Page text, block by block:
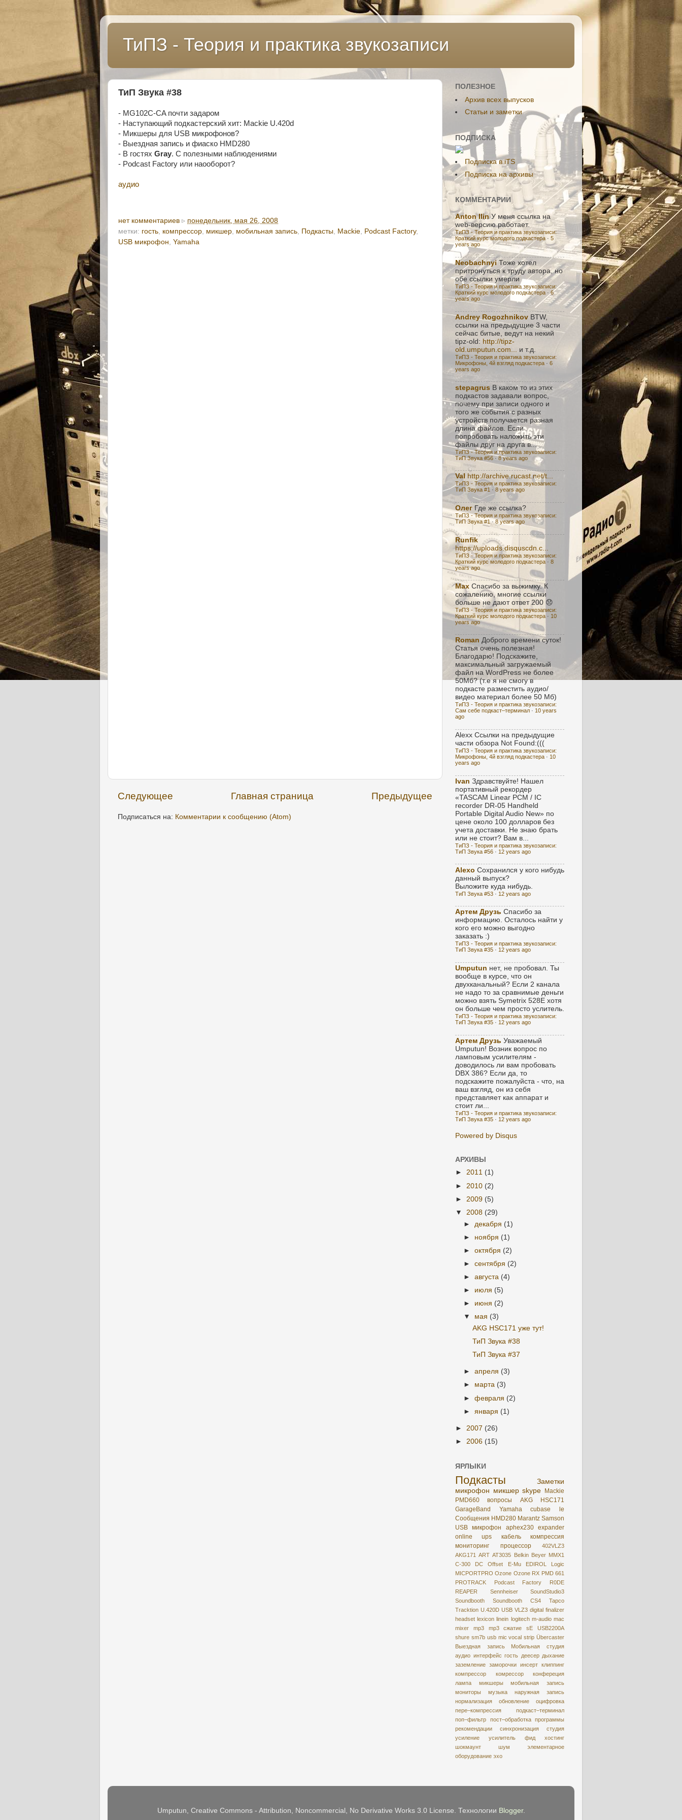
ТиПЗ - Теория и практика звукозаписи
ТиП Звука #38
- MG102C-CA почти задаром
- Наступающий подкастерский хит: Mackie U.420d
- Микшеры для USB микрофонов?
- Выездная запись и фиаско HMD280
- В гостях Gray. С полезными наблюдениями
- Podcast Factory или наооборот?
аудио
нет комментариев ▹ понедельник, мая 26, 2008
метки: гость компрессор микшер мобильная запись Подкасты Mackie Podcast Factory,
USB микрофон Yamaha
Следующее Предыдущее
Главная страница
Подписаться на: Комментарии к сообщению (Atom)
ПОЛЕЗНОЕ
Aрхив всех выпусков
Статьи и заметки
ПОДПИСКА
Подписка в iTS
Подписка на архивы
КОММЕНТАРИИ
Anton Ilin У меня ссылка на
web-версию работает.
ТиПЗ - Теория и практика звукозаписи:
Краткий курс молодого подкастера · 5
years ago
Neobachnyi Тоже хотел
притронуться к труду автора, но
обе ссылки умерли
ТиПЗ - Теория и практика звукозаписи:
Краткий курс молодого подкастера ·6
years ago
Andrey Rogozhnikov BTW,
ссылки на предыдущие 3 части
сейчас битые, ведут на некий
tipz-old: http://tipz-
old.umputun.com...
и т.д.
ТиПЗ - Теория и практика звукозаписи:
Микрофоны, 4й взгляд подкастера · 6
years ago
stepagrus В каком то из этих
подкастов задавали вопрос,
почему при записи одного и
того же события с разных
устройств получается разная
длина файлов. Если
попробовать наложить эти
файлы друг на друга в...
ТиПЗ - Теория и практика звукозаписи:
ТиП Звука #56 ·8 years ago
Val http://archive.rucast.net/t...
ТиПЗ - Теория и практика звукозаписи:
TиП Звука #1 · 8 years ago
Олег Где же ссылка?
ТиПЗ - Теория и практика звукозаписи:
TиП Звука #1 · 8 years ago
Runfik
https://uploads.disquscdn.c...
ТиПЗ - Теория и практика звукозаписи:
Краткий курс молодого подкастера · 8
years ago
Max Спасибо за выжимку. К
сожалению, многие ссылки
больше не дают ответ 200 😞
ТиПЗ - Теория и практика звукозаписи:
Краткий курс молодого подкастера · 10
years ago
Roman Доброго времени суток!
Статья очень полезная!
Благодарю! Подскажите,
максимальный загружаемый
файл на WordPress не более
50Мб? (т.е я не смогу в
подкасте разместить аудио/
видео материал более 50 Мб)
ТиПЗ - Теория и практика звукозаписи:
Сам себе подкаст–терминал · 10 years
ago
Alexx Ссылки на предыдущие
части обзора Not Found:(((
ТиПЗ - Теория и практика звукозаписи:
Микрофоны, 4й взгляд подкастера · 10
years ago
Ivan Здравствуйте! Нашел
портативный рекордер
«TASCAM Linear PCM / IC
recorder DR-05 Handheld
Portable Digital Audio New» по
цене около 100 долларов без
учета доставки. Не знаю брать
или не стоит? Вам в...
ТиПЗ - Теория и практика звукозаписи:
ТиП Звука #56 · 12 years ago
Alexo Сохранился у кого нибудь
данный выпуск?
Выложите куда нибудь.
ТиП Звука #53 · 12 years ago
Артем Друзь Спасибо за
информацию. Осталось найти у
кого его можно выгодно
заказать :)
ТиПЗ - Теория и практика звукозаписи:
ТиП Звука #35 · 12 years ago
Umputun нет, не пробовал. Ты
вообще в курсе, что он
двухканальный? Если 2 канала
не надо то за сравнимые деньги
можно взять Symetrix 528E хотя
он больше чем просто услитель.
ТиПЗ - Теория и практика звукозаписи:
ТиП Звука #35 · 12 years ago
Артем Друзь Уважаемый
Umputun! Возник вопрос по
ламповым усилителям -
доводилось ли вам пробовать
DBX 386? Если да, то
подскажите пожалуйста - что, на
ваш взгляд, он из себя
представляет как аппарат и
стоит ли...
ТиПЗ - Теория и практика звукозаписи:
ТиП Звука #35 · 12 years ago
Powered by Disqus
АРХИВЫ
► 2011 (1)
► 2010 (2)
► 2009 (5)
▼ 2008 (29)
► декабря (1)
► ноября (1)
►октября (2)
►сентября (2)
►августа (4)
► июля (5)
► июня (2)
▼ мая (3)
AKG HSC171 уже тут!
ТиП Звука #38
ТиП Звука #37
►апреля (3)
► марта (3)
►февраля (2)
►января (1)
► 2007 (26)
► 2006 (15)
ЯРЛЫКИ
Подкасты
Заметки
микрофон микшер skype Mackie
PMD660
вопросы
AKG HSC171
GarageBand
Yamaha
cubase le
Сообщения HMD280 Marantz Samson
USB микрофон
aphex230 expander
online
ups кабель
компрессия
мониторинг
процессор
402VLZ3
AKG171
ART AT3035 Belkin Beyer MMX1
C-300
DC Offset E-Mu EDIROL
Logic
MICPORTPRO Ozone Ozone RX PMD 661
PROTRACK
Podcast Factory
R0DE
REAPER
Sennheiser
SoundStudio3
Soundbooth
Soundbooth CS4
Tapco
Tracktion U.420D USB VLZ3 digital finalizer
headset lexicon linein logitech m-audio mac
mixer
mp3 mp3 сжатие
sE USB2200A
shure sm7b usb mic vocal strip Übercaster
Выездная запись
Мобильная студия
аудио интерфейс гость деесер дыхание
заземление заморочки инсерт клиппинг
компрессор
комрессор
конфереция
лампа
микшеры
мобильная запись
мониторы
музыка
наружная запись
нормализация
обновление
оцифровкa
пере–компрессия
подкаст–терминал
поп–фильтр
пост–обработка
программы
рекомендации
синхронизация
студия
усиление
усилитель фид
хостинг
шокмаунт
шум
элементарное
оборудование эхо
Umputun, Creative Commons - Attribution, Noncommercial, No Derivative Works 3.0 License. Технологии Blogger.